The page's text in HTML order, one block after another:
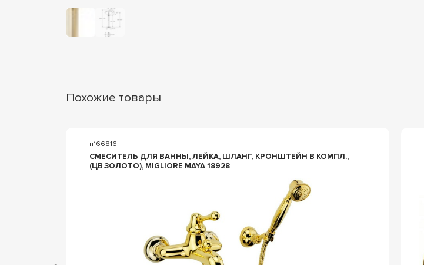
Похожие товары
n166816
СМЕСИТЕЛЬ ДЛЯ ВАННЫ, ЛЕЙКА, ШЛАНГ, КРОНШТЕЙН В КОМПЛ.,
(ЦВ.ЗОЛОТО), MIGLIORE MAYA 18928